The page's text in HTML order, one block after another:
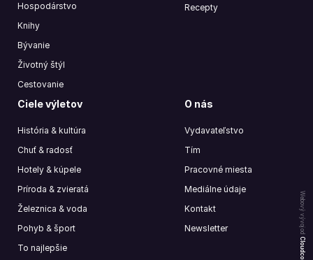
Webový vývoj od
Hospodárstvo
Knihy
Bývanie
Životný štýl
Cestovanie
Recepty
Ciele výletov
História & kultúra
Chuť & radosť
Hotely & kúpele
Príroda & zvieratá
Železnica & voda
Pohyb & šport
To najlepšie
O nás
Vydavateľstvo
Tím
Pracovné miesta
Mediálne údaje
Kontakt
Newsletter